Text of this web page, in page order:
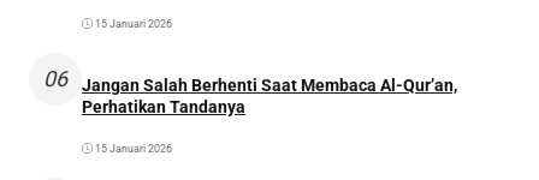
15 Januari 2026
06
Jangan Salah Berhenti Saat Membaca Al-Qur’an,
Perhatikan Tandanya
15 Januari 2026